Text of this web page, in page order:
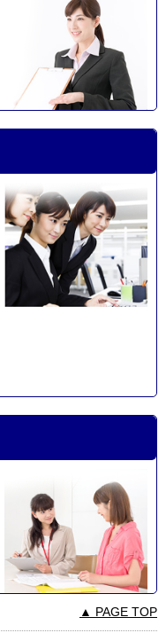
▲ PAGE TOP